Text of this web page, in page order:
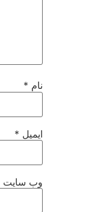
نام *
ایمیل *
وب‌ سایت